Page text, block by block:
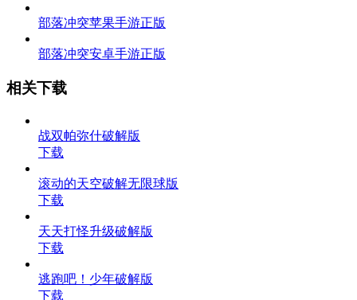
部落冲突苹果手游正版
部落冲突安卓手游正版
相关下载
战双帕弥什破解版
下载
滚动的天空破解无限球版
下载
天天打怪升级破解版
下载
逃跑吧！少年破解版
下载